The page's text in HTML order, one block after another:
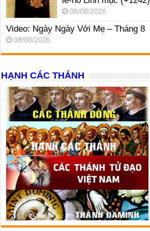
08/08/2026
Video: Ngày Ngày Với Mẹ – Tháng 8
08/08/2026
HẠNH CÁC THÁNH